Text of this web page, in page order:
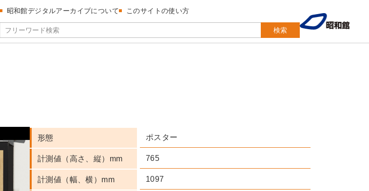
検索
昭和館デジタルアーカイブについて このサイトの使い方
形態 ポスター
計測値（高さ、縦）mm 765
計測値（幅、横）mm 1097